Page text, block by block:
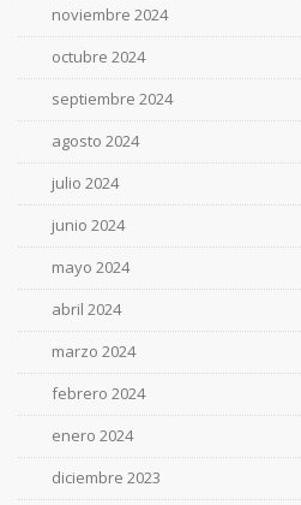
noviembre 2024
octubre 2024
septiembre 2024
agosto 2024
julio 2024
junio 2024
mayo 2024
abril 2024
marzo 2024
febrero 2024
enero 2024
diciembre 2023